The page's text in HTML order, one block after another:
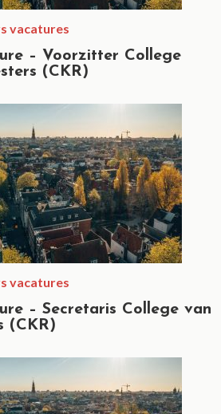
vacatures
– Voorzitter College
(CKR)
vacatures
– Secretaris College van
(CKR)